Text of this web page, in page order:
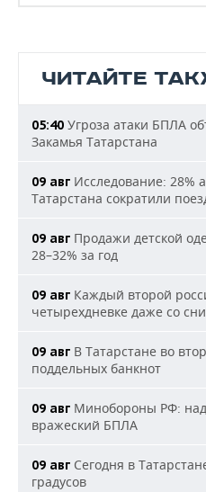
ЧИТАЙТЕ
05:40 Угроза атаки БПЛА
Закамья Татарстана
09 авг Исследование: 28%
Татарстана сократили
09 авг Продажи детской
28–32% за год
09 авг Каждый второй
четырехдневке даже со
09 авг В Татарстане во
поддельных банкнот
09 авг Минобороны РФ:
вражеский БПЛА
09 авг Сегодня в
градусов